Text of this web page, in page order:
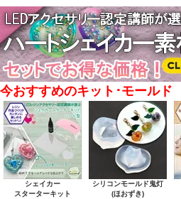
今おすすめのキット･モールド
シェイカー
スターターキット
シリコンモールド鬼灯
(ほおずき)